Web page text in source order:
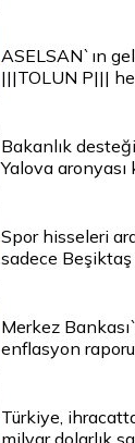
ASELSAN`ın
|||TOLUN P|||
Bakanlık
Yalova
Spor hisseleri
sadece
Merkez
enflasyon
Türkiye,